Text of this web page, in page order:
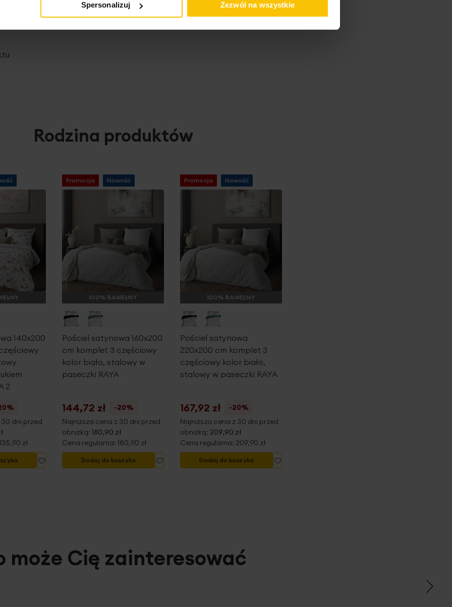
Spersonalizuj Zezwól na wszystkie
Rodzina produktów
140x200
2
dni przed
135,90 zł
do
Promocja Nowość
100% BAWEŁNY
Pościel satynowa 160x200
cm komplet 3 częściowy
kolor biało, stalowy w
paseczki RAYA
144,72 zł
-20%
Najniższa cena z 30 dni przed
obniżką: 180,90 zł
Cena regularna: 180,90 zł
Dodaj do koszyka
do
Promocja Nowość
100% BAWEŁNY
Pościel satynowa
220x200 cm komplet 3
częściowy kolor biało,
stalowy w paseczki RAYA
167,92 zł
-20%
Najniższa cena z 30 dni przed
obniżką: 209,90 zł
Cena regularna: 209,90 zł
Dodaj do koszyka
do
może Cię zainteresować